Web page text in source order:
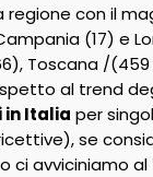
regione con il
(17) e
Toscana /
al trend
in Italia per
se
avviciniamo